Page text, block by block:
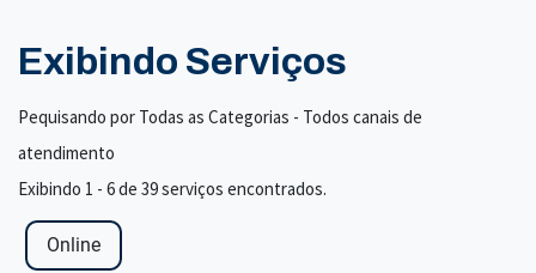
Exibindo Serviços
Pequisando por Todas as Categorias - Todos canais de
atendimento
Exibindo 1 - 6 de 39 serviços encontrados.
Online